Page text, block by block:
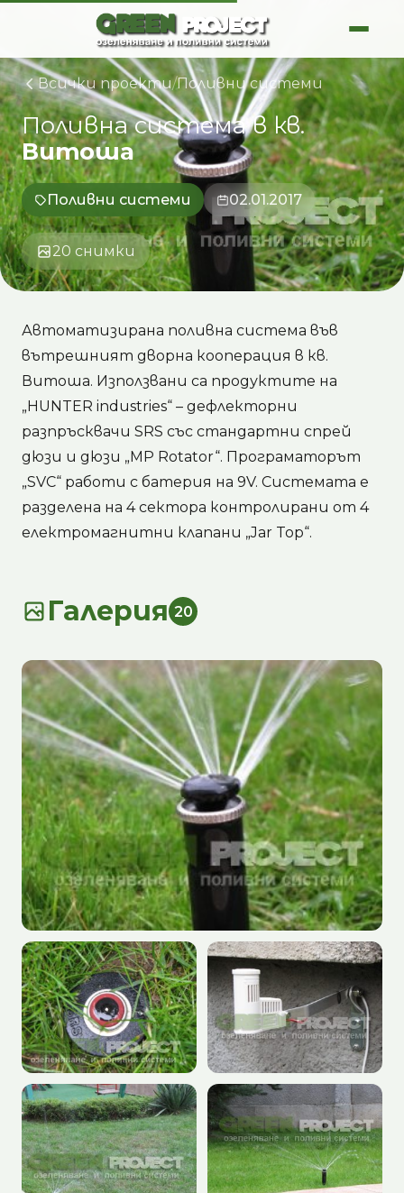
content
Всички проекти/Поливни системи
Поливна система в кв.
Витоша
Поливни системи 02.01.2017
20 снимки
Автоматизирана поливна система във
вътрешният дворна кооперация в кв.
Витоша. Използвани са продуктите на
„HUNTER industries“ – дефлекторни
разпръсквачи SRS със стандартни спрей
дюзи и дюзи „MP Rotator“. Програматорът
„SVC“ работи с батерия на 9V. Системата е
разделена на 4 сектора контролирани от 4
електромагнитни клапани „Jar Top“.
Галерия 20